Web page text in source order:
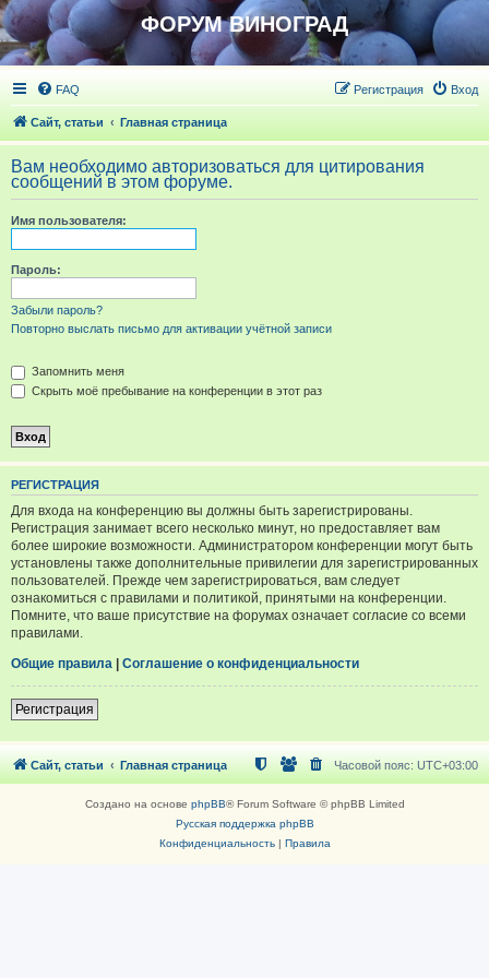
ФОРУМ ВИНОГРАД
FAQ Вход
Регистрация
Сайт, статьи Главная страница
Вам необходимо авторизоваться для цитирования
сообщений в этом форуме.
Имя пользователя:
Пароль:
Забыли пароль?
Повторно выслать письмо для активации учётной записи
Запомнить меня
Скрыть моё пребывание на конференции в этот раз
РЕГИСТРАЦИЯ
Для входа на конференцию вы должны быть зарегистрированы.
Регистрация занимает всего несколько минут, но предоставляет вам
более широкие возможности. Администратором конференции могут быть
установлены также дополнительные привилегии для зарегистрированных
пользователей. Прежде чем зарегистрироваться, вам следует
ознакомиться с правилами и политикой, принятыми на конференции.
Помните, что ваше присутствие на форумах означает согласие со всеми
правилами.
Общие правила | Соглашение о конфиденциальности
Регистрация
Сайт, статьи Главная страница Часовой пояс: UTC+03:00
Создано на основе phpBB® Forum Software © phpBB Limited
Русская поддержка phpBB
Конфиденциальность| Правила